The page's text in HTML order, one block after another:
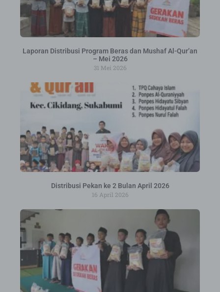
Laporan Distribusi Program Beras dan Mushaf Al-Qur’an
– Mei 2026
31 Mei 2026
Distribusi Pekan ke 2 Bulan April 2026
16 April 2026